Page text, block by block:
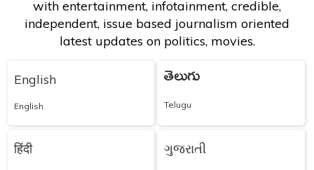
with entertainment, infotainment, credible,
independent, issue based journalism oriented
latest updates on politics, movies.
English
English
తెలుగు
Telugu
हिंदी ગુજરાતી